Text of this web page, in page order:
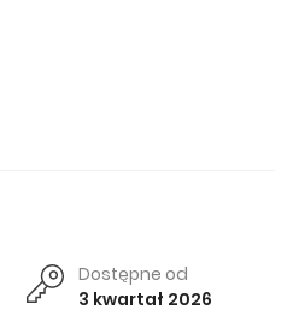
Dostępne od
3 kwartał 2026